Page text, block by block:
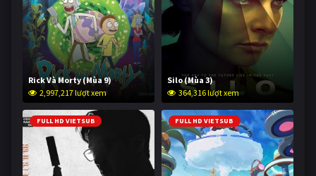
Rick Và Morty (Mùa 9)
2,997,217 lượt xem
Silo (Mùa 3)
364,316 lượt xem
FULL HD VIETSUB FULL HD VIETSUB